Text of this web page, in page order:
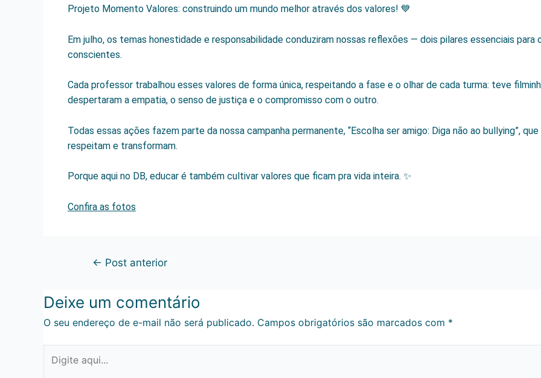
Projeto Momento Valores: construindo um mundo melhor através dos valores! 💙
Em julho, os temas honestidade e responsabilidade conduziram nossas reflexões — dois pilares essenciais
conscientes.
Cada professor trabalhou esses valores de forma única, respeitando a fase e o olhar de cada turma: teve
despertaram a empatia, o senso de justiça e o compromisso com o outro.
Todas essas ações fazem parte da nossa campanha permanente, “Escolha ser amigo: Diga não ao bullying”,
respeitam e transformam.
Porque aqui no DB, educar é também cultivar valores que ficam pra vida inteira. ✨
Confira as fotos
← Post anterior
Deixe um comentário
O seu endereço de e-mail não será publicado. Campos obrigatórios são marcados com *
aqui...